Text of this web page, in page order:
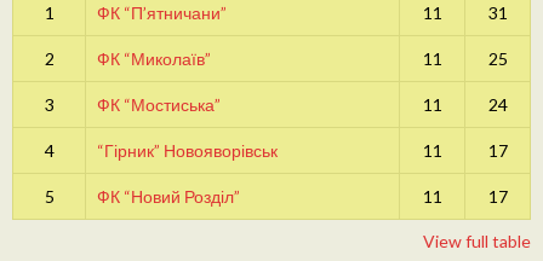
1 ФК “П’ятничани” 11 31
2 ФК “Миколаїв” 11 25
3 ФК “Мостиська” 11 24
4 “Гірник” Новояворівськ 11 17
5 ФК “Новий Розділ” 11 17
View full table